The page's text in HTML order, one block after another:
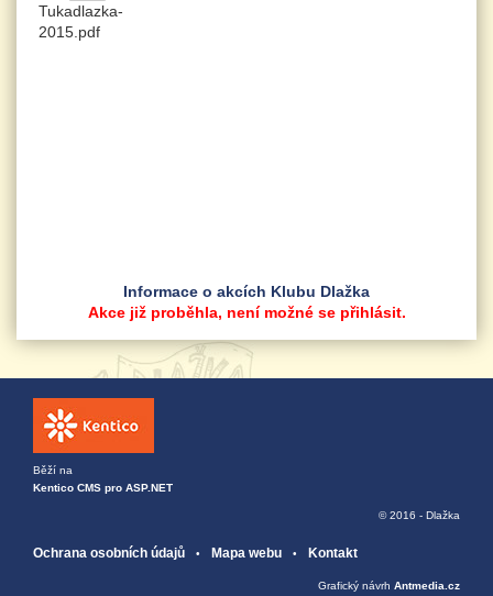
Tukadlazka-
2015.pdf
Informace o akcích Klubu Dlažka
Akce již proběhla, není možné se přihlásit.
Běží na
Kentico CMS pro ASP.NET
© 2016 - Dlažka
Ochrana osobních údajů Mapa webu Kontakt
Grafický návrh Antmedia.cz